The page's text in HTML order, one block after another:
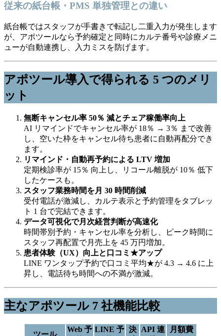
従来の紙台帳・PMS 単独管理との違い
紙台帳ではスタッフが手書きで転記し二重入力が発生します
が、アポツールなら予約確定と同時にカルテ番号や診療メニ
ューが自動連携し、入力ミスを防げます。
アポツール導入で得られる 5 つのメリ
ット
無断キャンセル率 50％ 減とチェア稼働率向上
AI リマインドでキャンセル率が 18％ → 3％ まで改善
し、空いた枠をキャンセル待ち患者に自動再配分でき
ます。
リマインド・自動再予約による LTV 増加
定期検診率が 15％ 向上し、リコール離脱が 10％ 低下
したケースも。
スタッフ業務時間を月 30 時間削減
受付電話が激減し、カルテ表示と予約管理をタブレッ
ト 1 台で完結できます。
データ可視化で月次経営判断が高速化
時間帯別予約・キャンセル率を分析し、ピーク時間に
スタッフ再配置で月売上を 45 万円増加。
患者体験（UX）向上と口コミ★アップ
LINE ワンタップ予約で口コミ平均★が 4.3 → 4.6 に上
昇し、電話待ち時間への不満が激減。
主なアポツール 7 社機能比較
Web 予 LINE 予 決 API 連
月額費